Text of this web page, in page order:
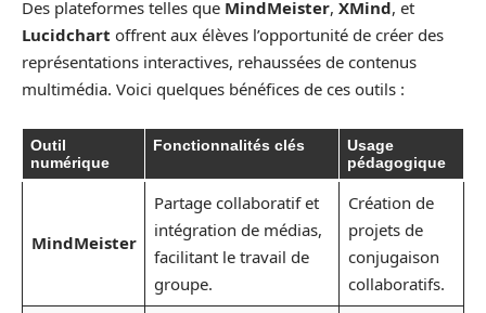
Des plateformes telles que MindMeister, XMind, et
Lucidchart offrent aux élèves l’opportunité de créer des
représentations interactives, rehaussées de contenus
multimédia. Voici quelques bénéfices de ces outils :
Outil
numérique
Fonctionnalités clés
Usage
pédagogique
MindMeister
Partage collaboratif et
intégration de médias,
facilitant le travail de
groupe.
Création de
projets de
conjugaison
collaboratifs.